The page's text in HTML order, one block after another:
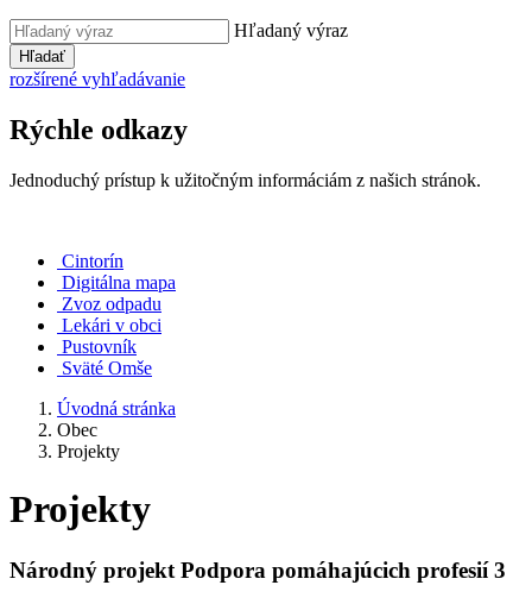
Hľadaný výraz
Hľadať
rozšírené vyhľadávanie
Rýchle odkazy
Jednoduchý prístup k užitočným informáciám z našich stránok.
Cintorín
Digitálna mapa
Zvoz odpadu
Lekári v obci
Pustovník
Sväté Omše
Úvodná stránka
Obec
Projekty
Projekty
Národný projekt Podpora pomáhajúcich profesií 3